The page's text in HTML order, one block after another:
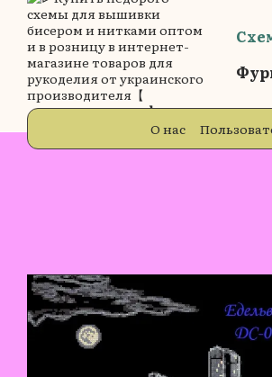
Перейти к основному контенту
О нас
Бренды
Блог